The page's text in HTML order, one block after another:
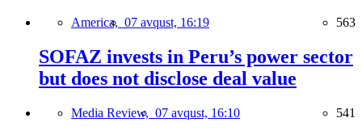
America, 07 avqust, 16:19 563
SOFAZ invests in Peru’s power sector
but does not disclose deal value
Media Review, 07 avqust, 16:10 541